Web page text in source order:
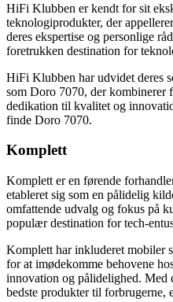
HiFi Klubben er kendt for sit
teknologiprodukter, der
deres ekspertise og personlige
foretrukken destination for
HiFi Klubben har udvidet deres
som Doro 7070, der kombinerer
dedikation til kvalitet og
finde Doro 7070.
Komplett
Komplett er en førende
etableret sig som en pålidelig
omfattende udvalg og fokus på
populær destination for tech-
Komplett har inkluderet mobiler
for at imødekomme behovene
innovation og pålidelighed. Med
bedste produkter til forbrugerne,